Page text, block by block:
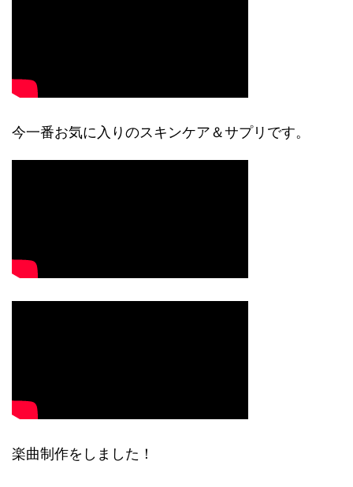
今一番お気に入りのスキンケア＆サプリです。
楽曲制作をしました！